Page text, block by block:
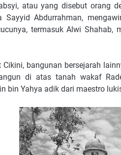
atau yang disebut orang
Sayyid Abdurrahman,
termasuk Alwi
Cikini, bangunan bersejarah
di atas tanah wakaf
bin Yahya adik dari maestro